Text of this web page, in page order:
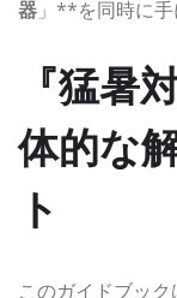
器 」**を同時に手
『猛暑
体的な
ト
このガイドブッ